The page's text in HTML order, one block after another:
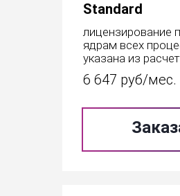
Standard
лицензирование
ядрам всех
указана из
6 647 руб/мес.